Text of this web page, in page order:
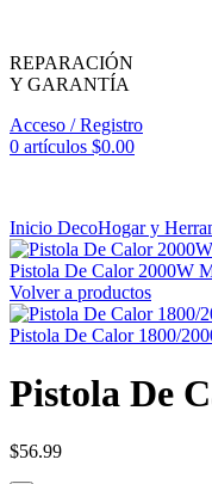
REPARACIÓN
Y GARANTÍA
Acceso / Registro
0 artículos $0.00
Inicio DecoHogar y
Pistola De Calor 2000W
Volver a productos
Pistola De Calor 1800/
Pistola De
$56.99